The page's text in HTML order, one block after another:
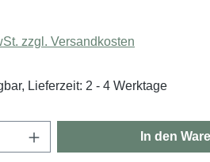
zzgl. Versandkosten
Lieferzeit: 2 - 4 Werktage
Gib den In den